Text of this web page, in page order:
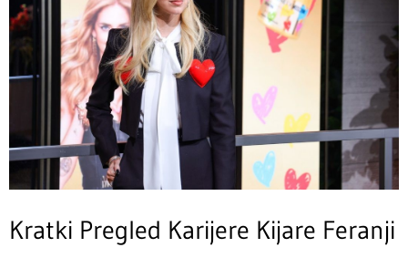
Kratki Pregled Karijere Kijare Feranji